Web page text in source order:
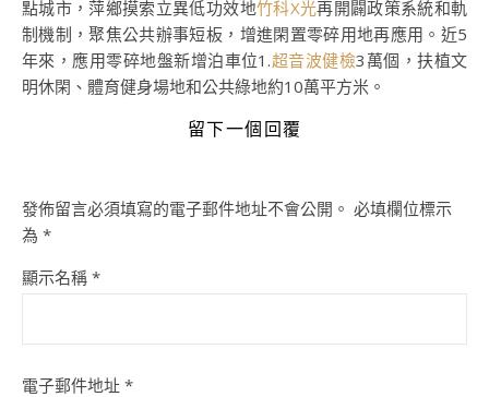
點城市，萍鄉摸索立異低功效地竹科X光再開闢政策系統和軌
制機制，聚焦公共辦事短板，增進閑置零碎用地再應用。近5
年來，應用零碎地盤新增泊車位1.超音波健檢3萬個，扶植文
明休閑、體育健身場地和公共綠地約10萬平方米。
留下一個回覆
發佈留言必須填寫的電子郵件地址不會公開。 必填欄位標示
為 *
顯示名稱 *
電子郵件地址 *